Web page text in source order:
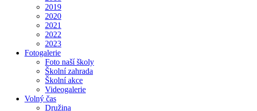
2019
2020
2021
2022
2023
Fotogalerie
Foto naší školy
Školní zahrada
Školní akce
Videogalerie
Volný čas
Družina